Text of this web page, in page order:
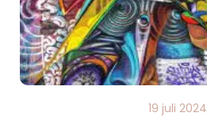
19 juli 2024